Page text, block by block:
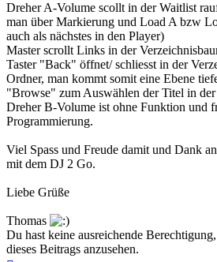
Dreher A-Volume scollt in der Waitlist
man über Markierung und Load A bzw
auch als nächstes in den Player)
Master scrollt Links in der
Taster "Back" öffnet/ schliesst in der
Ordner, man kommt somit eine Ebene
"Browse" zum Auswählen der Titel in
Dreher B-Volume ist ohne Funktion und
Programmierung.
Viel Spass und Freude damit und Dank
mit dem DJ 2 Go.
Liebe Grüße
Thomas
Du hast keine ausreichende
dieses Beitrags anzusehen.